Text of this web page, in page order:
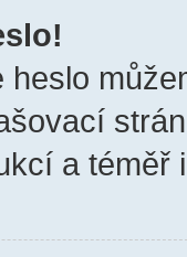
heslo
a téměř